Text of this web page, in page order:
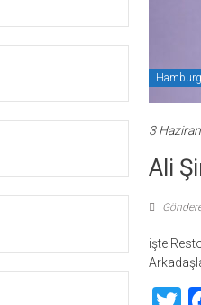
Hamburg
3
Ali
işte